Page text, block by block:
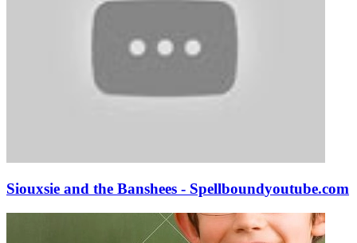
Siouxsie and the Banshees - Spellboundyoutube.com